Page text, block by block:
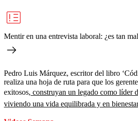
Mentir en una entrevista laboral: ¿es tan
Pedro Luis Márquez, escritor del libro
realiza una hoja de ruta para que los
exitosos, construyan un legado como líder
viviendo una vida equilibrada y en